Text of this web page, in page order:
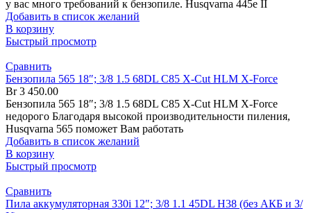
у вас много требований к бензопиле. Husqvarna 445e II
Добавить в список желаний
В корзину
Быстрый просмотр
Сравнить
Бензопила 565 18″; 3/8 1.5 68DL C85 X-Cut HLM X-Force
Br3 450.00
Бензопила 565 18″; 3/8 1.5 68DL C85 X-Cut HLM X-Force
недорого Благодаря высокой производительности пиления,
Husqvarna 565 поможет Вам работать
Добавить в список желаний
В корзину
Быстрый просмотр
Сравнить
Пила аккумуляторная 330i 12″; 3/8 1.1 45DL H38 (без АКБ и З/